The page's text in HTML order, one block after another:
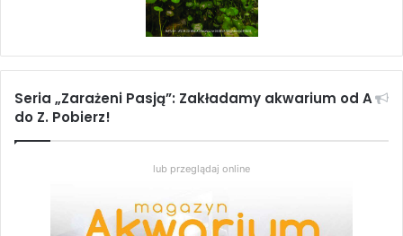
Seria „Zarażeni Pasją”: Zakładamy akwarium od A
do Z. Pobierz!
lub przeglądaj online